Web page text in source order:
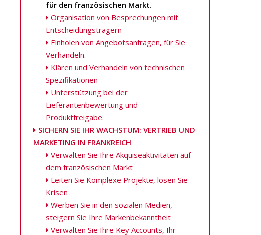
für den französischen Markt.
Organisation von Besprechungen mit
Entscheidungsträgern
Einholen von Angebotsanfragen, für Sie
Verhandeln.
Klären und Verhandeln von technischen
Spezifikationen
Unterstützung bei der
Lieferantenbewertung und
Produktfreigabe.
SICHERN SIE IHR WACHSTUM: VERTRIEB UND
MARKETING IN FRANKREICH
Verwalten Sie Ihre Akquiseaktivitäten auf
dem französischen Markt
Leiten Sie Komplexe Projekte, lösen Sie
Krisen
Werben Sie in den sozialen Medien,
steigern Sie Ihre Markenbekanntheit
Verwalten Sie Ihre Key Accounts, Ihr